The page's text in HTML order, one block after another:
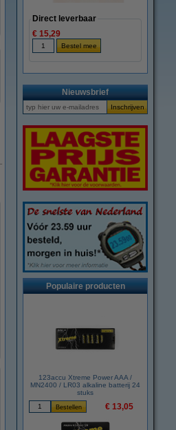
Direct leverbaar
€ 15,29
Nieuwsbrief
Populaire producten
123accu Xtreme Power AAA /
MN2400 / LR03 alkaline batterij 24
stuks
€ 13,05